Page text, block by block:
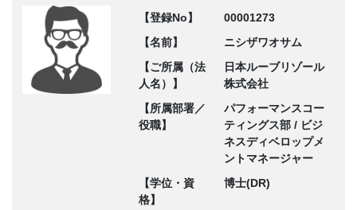
【登録No】
00001273
【名前】
ニシザワオサム
【ご所属（法
人名）】
日本ルーブリゾール
株式会社
【所属部署／
役職】
パフォーマンスコー
ティングス部 / ビジ
ネスディベロップメ
ントマネージャー
【学位・資
格】
博士(DR)